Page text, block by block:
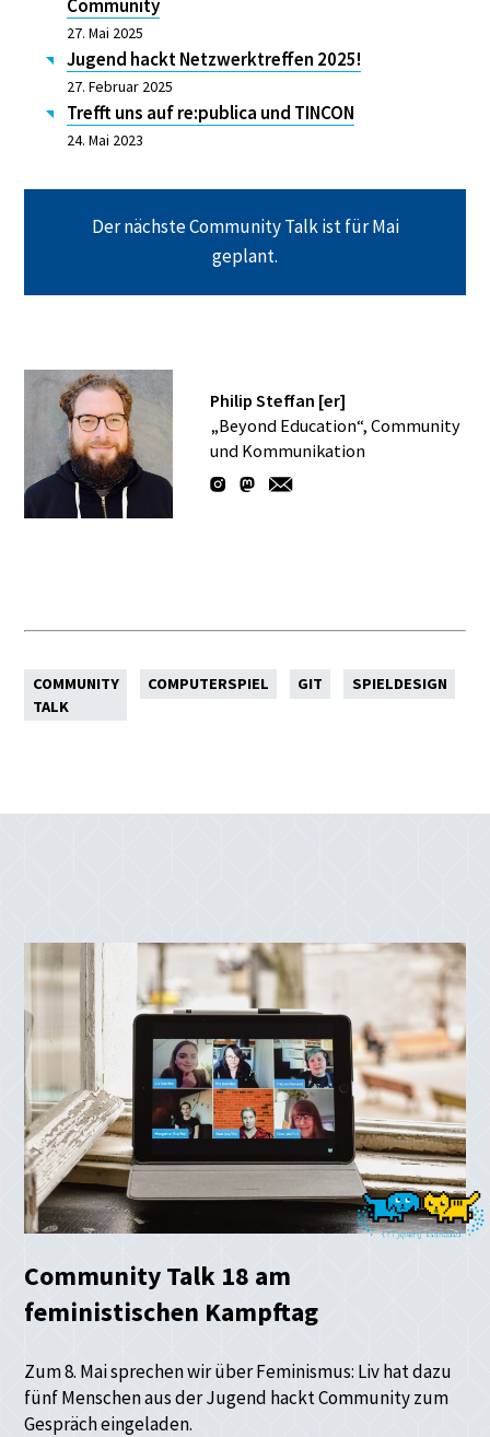
Community
27. Mai 2025
Jugend hackt Netzwerktreffen 2025!
27. Februar 2025
Trefft uns auf re:publica und TINCON
24. Mai 2023
Der nächste Community Talk ist für Mai
geplant.
Philip Steffan [er]
„Beyond Education“, Community
und Kommunikation
COMMUNITY
TALK
COMPUTERSPIEL GIT SPIELDESIGN
Community Talk 18 am
feministischen Kampftag
Zum 8. Mai sprechen wir über Feminismus: Liv hat dazu
fünf Menschen aus der Jugend hackt Community zum
Gespräch eingeladen.